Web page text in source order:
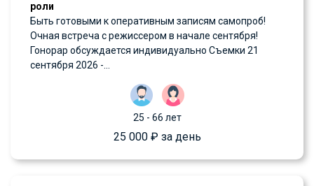
роли
Быть готовыми к оперативным записям самопроб!
Очная встреча с режиссером в начале сентября!
Гонорар обсуждается индивидуально Съемки 21
сентября 2026 -...
25 - 66 лет
25 000 ₽ за день